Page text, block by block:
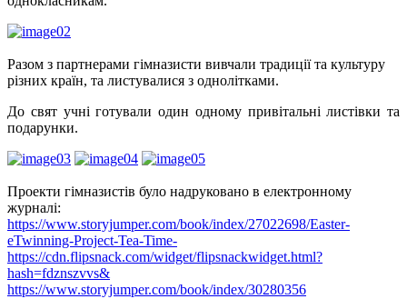
Разом з партнерами гімназисти вивчали традиції та культуру
різних країн, та листувалися з однолітками.
До свят учні готували один одному привітальні листівки та
подарунки.
Проекти гімназистів було надруковано в електронному
журналі:
https://www.storyjumper.com/book/index/27022698/Easter-
eTwinning-Project-Tea-Time-
https://cdn.flipsnack.com/widget/flipsnackwidget.html?
hash=fdznszvvs&
https://www.storyjumper.com/book/index/30280356